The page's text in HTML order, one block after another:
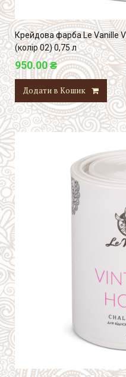
Крейдова фарба Le Vanille
(колір 02) 0,75 л
950.00 ₴
Додати в Кошик